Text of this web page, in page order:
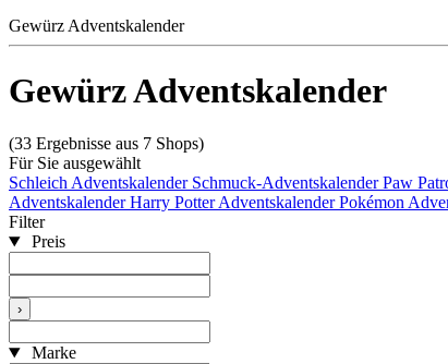
Gewürz Adventskalender
Gewürz Adventskalender
(33 Ergebnisse aus 7 Shops)
Für Sie ausgewählt
Schleich Adventskalender Schmuck-AdventskalenderPaw
AdventskalenderHarry Potter AdventskalenderPokémon
Filter
Preis
›
Marke